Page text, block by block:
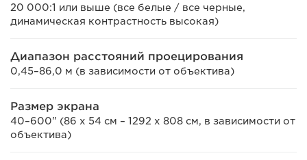
20 000:1 или выше (все белые / все черные,
динамическая контрастность высокая)
Диапазон расстояний проецирования
0,45–86,0 м (в зависимости от объектива)
Размер экрана
40–600" (86 х 54 см – 1292 х 808 см, в зависимости от
объектива)